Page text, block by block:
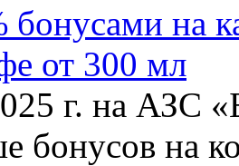
бонусами на
от 300 мл
г. на АЗС
бонусов на